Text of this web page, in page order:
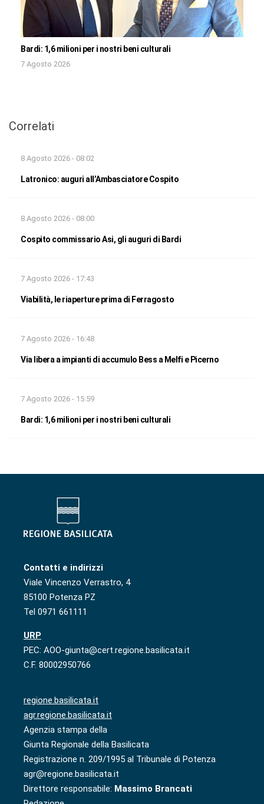
Bardi: 1,6 milioni per i nostri beni culturali
7 Agosto 2026
Correlati
8 Agosto 2026 - 08:02
Latronico: auguri all’Ambasciatore Cospito
8 Agosto 2026 - 08:00
Cospito commissario Asi, gli auguri di Bardi
7 Agosto 2026 - 17:43
Viabilità, le riaperture prima di Ferragosto
7 Agosto 2026 - 16:48
Via libera a impianti di accumulo Bess a Melfi e Picerno
7 Agosto 2026 - 15:59
Bardi: 1,6 milioni per i nostri beni culturali
Contatti e indirizzi
Viale Vincenzo Verrastro, 4
85100 Potenza PZ
Tel 0971 661111
URP
PEC: AOO-giunta@cert.regione.basilicata.it
C.F. 80002950766
regione.basilicata.it
agr.regione.basilicata.it
Agenzia stampa della
Giunta Regionale della Basilicata
Registrazione n. 209/1995 al Tribunale di Potenza
agr@regione.basilicata.it
Direttore responsabile: Massimo Brancati